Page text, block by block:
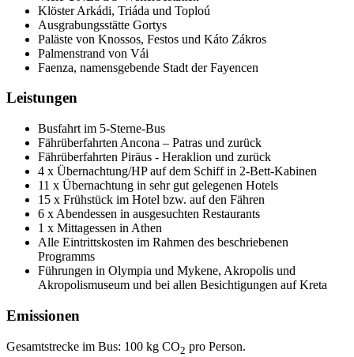
Klöster Arkádi, Triáda und Toploú
Ausgrabungsstätte Gortys
Paläste von Knossos, Festos und Káto Zákros
Palmenstrand von Vái
Faenza, namensgebende Stadt der Fayencen
Leistungen
Busfahrt im 5-Sterne-Bus
Fährüberfahrten Ancona – Patras und zurück
Fährüberfahrten Piräus - Heraklion und zurück
4 x Übernachtung/HP auf dem Schiff in 2-Bett-Kabinen
11 x Übernachtung in sehr gut gelegenen Hotels
15 x Frühstück im Hotel bzw. auf den Fähren
6 x Abendessen in ausgesuchten Restaurants
1 x Mittagessen in Athen
Alle Eintrittskosten im Rahmen des beschriebenen
Programms
Führungen in Olympia und Mykene, Akropolis und
Akropolismuseum und bei allen Besichtigungen auf Kreta
Emissionen
Gesamtstrecke im Bus: 100 kg CO2 pro Person.